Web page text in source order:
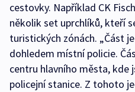
cestovky. Například CK
několik set uprchlíků, kteří
turistických zónách. „Část
dohledem místní policie.
centru hlavního města, kde
policejní stanice. Z tohoto